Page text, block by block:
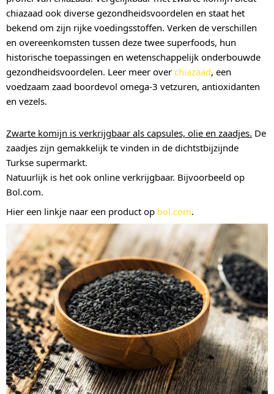
chiazaad ook diverse gezondheidsvoordelen en staat het
bekend om zijn rijke voedingsstoffen. Verken de verschillen
en overeenkomsten tussen deze twee superfoods, hun
historische toepassingen en wetenschappelijk onderbouwde
gezondheidsvoordelen. Leer meer over chiazaad, een
voedzaam zaad boordevol omega-3 vetzuren, antioxidanten
en vezels.
Zwarte komijn is verkrijgbaar als capsules, olie en zaadjes. De
zaadjes zijn gemakkelijk te vinden in de dichtstbijzijnde
Turkse supermarkt.
Natuurlijk is het ook online verkrijgbaar. Bijvoorbeeld op
Bol.com.
Hier een linkje naar een product op bol.com.